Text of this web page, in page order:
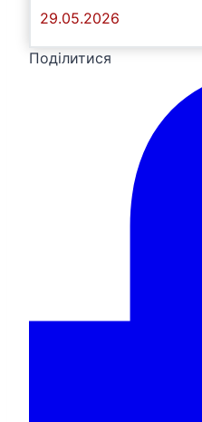
29.05.2026
Поділитися